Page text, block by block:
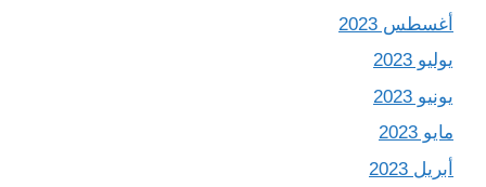
أغسطس 2023
يوليو 2023
يونيو 2023
مايو 2023
أبريل 2023